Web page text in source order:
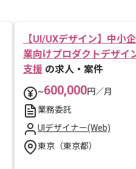
【UI/UXデザイン】中小企
業向けプロダクトデザイ
支援 の求人・案件
~600,000円／月
業務委託
UIデザイナー(Web)
東京（東京都）